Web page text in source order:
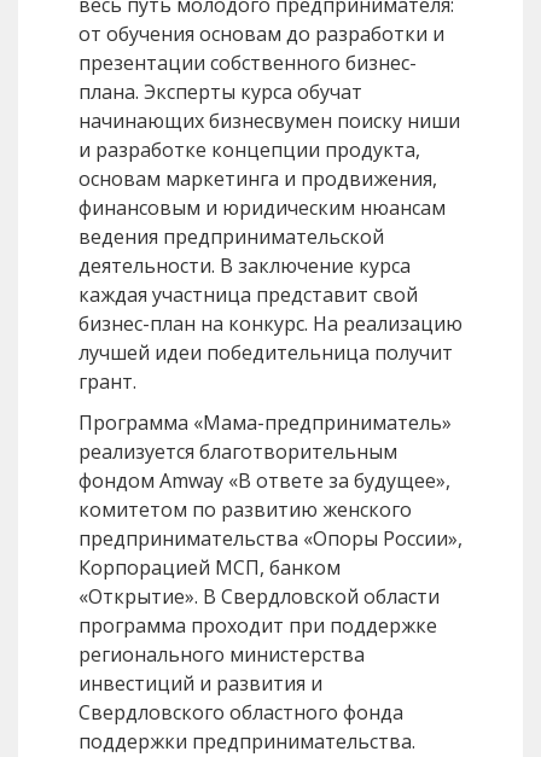
весь путь молодого предпринимателя:
от обучения основам до разработки и
презентации собственного бизнес-
плана. Эксперты курса обучат
начинающих бизнесвумен поиску ниши
и разработке концепции продукта,
основам маркетинга и продвижения,
финансовым и юридическим нюансам
ведения предпринимательской
деятельности. В заключение курса
каждая участница представит свой
бизнес-план на конкурс. На реализацию
лучшей идеи победительница получит
грант.
Программа «Мама-предприниматель»
реализуется благотворительным
фондом Amway «В ответе за будущее»,
комитетом по развитию женского
предпринимательства «Опоры России»,
Корпорацией МСП, банком
«Открытие». В Свердловской области
программа проходит при поддержке
регионального министерства
инвестиций и развития и
Свердловского областного фонда
поддержки предпринимательства.